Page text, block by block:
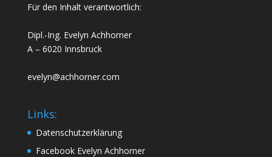
Für den Inhalt verantwortlich:
Dipl.-Ing. Evelyn Achhorner
A – 6020 Innsbruck
evelyn@achhorner.com
Links:
Datenschutzerklärung
Facebook Evelyn Achhorner